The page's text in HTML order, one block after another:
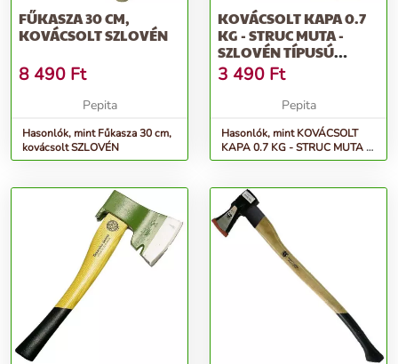
FŰKASZA 30 CM,
KOVÁCSOLT SZLOVÉN
8 490 Ft
Pepita
Hasonlók, mint Fűkasza 30 cm,
kovácsolt SZLOVÉN
KOVÁCSOLT KAPA 0.7
KG - STRUC MUTA -
SZLOVÉN TÍPUSÚ
MEGERŐSÍTETT...
3 490 Ft
Pepita
Hasonlók, mint KOVÁCSOLT
KAPA 0.7 KG - STRUC MUTA -
Szlovén típusú megerősített...